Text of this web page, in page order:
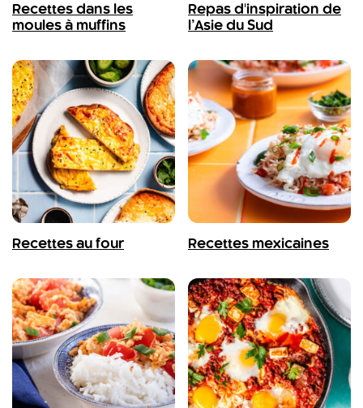
Recettes dans les
moules à muffins
Repas d'inspiration de
l’Asie du Sud
Recettes au four Recettes mexicaines